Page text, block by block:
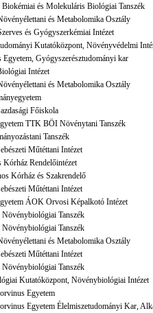
és Molekuláris Biológiai Tanszék
és Metabolomika Osztály
és Gyógyszerkémiai Intézet
Kutatóközpont, Növényvédelmi
Egyetem, Gyógyszerésztudományi kar
Intézet
és Metabolomika Osztály
Főiskola
TTK BÖI Növénytani Tanszék
Tanszék
Műtéttani Intézet
Kórház Rendelőintézet
Kórház és Szakrendelő
Műtéttani Intézet
ÁOK Orvosi Képalkotó Intézet
Tanszék
Tanszék
és Metabolomika Osztály
Műtéttani Intézet
Tanszék
Kutatóközpont, Növénybiológiai Intézet
Egyetem
Egyetem Élelmiszetudományi Kar,